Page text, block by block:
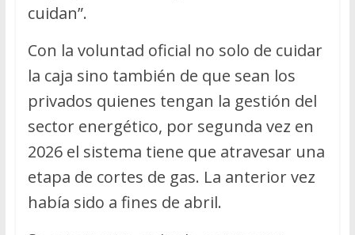
cuidan”.
Con la voluntad oficial no solo de cuidar
la caja sino también de que sean los
privados quienes tengan la gestión del
sector energético, por segunda vez en
2026 el sistema tiene que atravesar una
etapa de cortes de gas. La anterior vez
había sido a fines de abril.